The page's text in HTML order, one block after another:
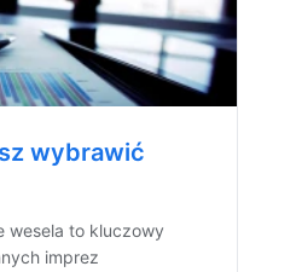
wybrawić
wesela to kluczowy
imprez